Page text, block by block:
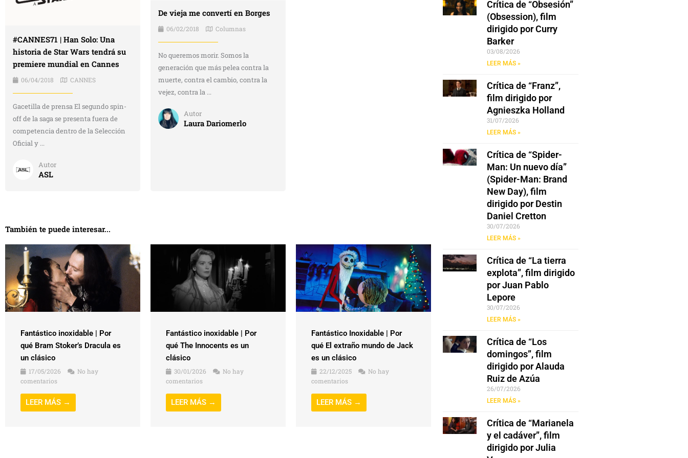
#CANNES71 | Han Solo: Una
historia de Star Wars tendrá su
premiere mundial en Cannes
06/04/2018 CANNES
Gacetilla de prensa El segundo spin-
off de la saga se presenta fuera de
competencia dentro de la Selección
Oficial y ...
Autor
ASL
De vieja me convertí en Borges
06/02/2018 Columnas
No queremos morir. Somos la
generación que más pelea contra la
muerte, contra el cambio, contra la
vejez, contra la ...
Autor
Laura Dariomerlo
También te puede interesar...
Fantástico inoxidable | Por
qué Bram Stoker’s Dracula es
un clásico
17/05/2026
No hay
comentarios
LEER MÁS →
Fantástico inoxidable | Por
qué The Innocents es un
clásico
30/01/2026
No hay
comentarios
LEER MÁS →
Fantástico Inoxidable | Por
qué El extraño mundo de Jack
es un clásico
22/12/2025
No hay
comentarios
LEER MÁS →
Crítica de “Obsesión”
(Obsession), film
dirigido por Curry
Barker
03/08/2026
LEER MÁS »
Crítica de “Franz”,
film dirigido por
Agnieszka Holland
31/07/2026
LEER MÁS »
Crítica de “Spider-
Man: Un nuevo día”
(Spider-Man: Brand
New Day), film
dirigido por Destin
Daniel Cretton
30/07/2026
LEER MÁS »
Crítica de “La tierra
explota”, film dirigido
por Juan Pablo
Lepore
30/07/2026
LEER MÁS »
Crítica de “Los
domingos”, film
dirigido por Alauda
Ruiz de Azúa
26/07/2026
LEER MÁS »
Crítica de “Marianela
y el cadáver”, film
dirigido por Julia